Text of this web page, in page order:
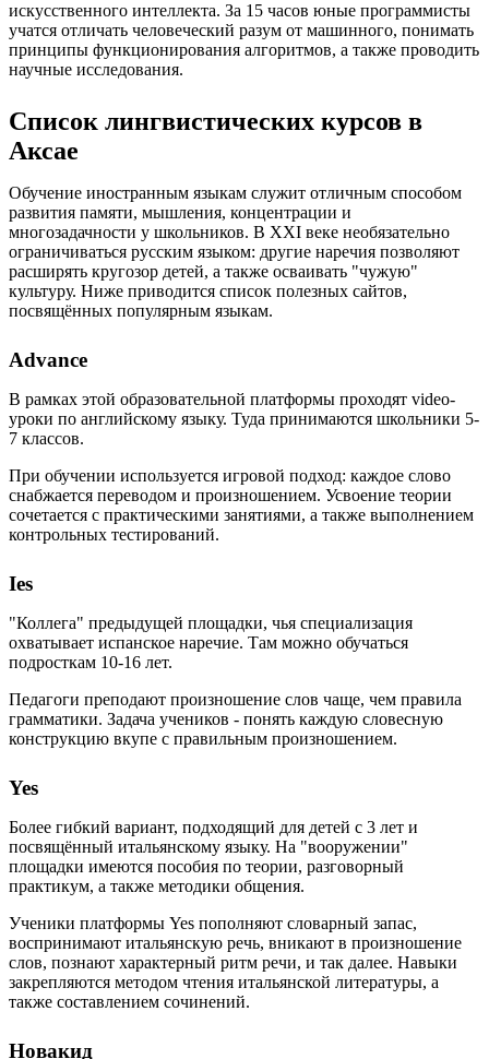
искусственного интеллекта. За 15 часов юные программисты
учатся отличать человеческий разум от машинного, понимать
принципы функционирования алгоритмов, а также проводить
научные исследования.
Список лингвистических курсов в
Аксае
Обучение иностранным языкам служит отличным способом
развития памяти, мышления, концентрации и
многозадачности у школьников. В XXI веке необязательно
ограничиваться русским языком: другие наречия позволяют
расширять кругозор детей, а также осваивать "чужую"
культуру. Ниже приводится список полезных сайтов,
посвящённых популярным языкам.
Advance
В рамках этой образовательной платформы проходят video-
уроки по английскому языку. Туда принимаются школьники 5-
7 классов.
При обучении используется игровой подход: каждое слово
снабжается переводом и произношением. Усвоение теории
сочетается с практическими занятиями, а также выполнением
контрольных тестирований.
Ies
"Коллега" предыдущей площадки, чья специализация
охватывает испанское наречие. Там можно обучаться
подросткам 10-16 лет.
Педагоги преподают произношение слов чаще, чем правила
грамматики. Задача учеников - понять каждую словесную
конструкцию вкупе с правильным произношением.
Yes
Более гибкий вариант, подходящий для детей с 3 лет и
посвящённый итальянскому языку. На "вооружении"
площадки имеются пособия по теории, разговорный
практикум, а также методики общения.
Ученики платформы Yes пополняют словарный запас,
воспринимают итальянскую речь, вникают в произношение
слов, познают характерный ритм речи, и так далее. Навыки
закрепляются методом чтения итальянской литературы, а
также составлением сочинений.
Новакид